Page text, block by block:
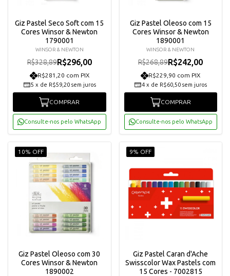
Giz Pastel Seco Soft com 15
Cores Winsor & Newton
1790001
WINSOR & NEWTON
R$328,89R$296,00
R$281,20 com PIX
5 x de R$59,20 sem juros
COMPRAR
Consulte-nos pelo WhatsApp
Giz Pastel Oleoso com 15
Cores Winsor & Newton
1890001
WINSOR & NEWTON
R$268,89R$242,00
R$229,90 com PIX
4 x de R$60,50 sem juros
COMPRAR
Consulte-nos pelo WhatsApp
10% OFF
Giz Pastel Oleoso com 30
Cores Winsor & Newton
1890002
9% OFF
Giz Pastel Caran d'Ache
Swisscolor Wax Pastels com
15 Cores - 7002815